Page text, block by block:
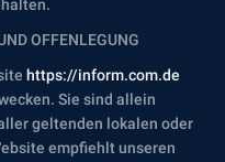
OFFENLEGUNG
https://inform.com.de
Sie sind allein
geltenden lokalen oder
empfiehlt unseren